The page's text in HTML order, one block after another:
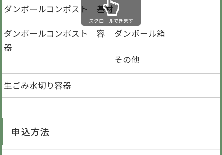
ダンボールコンポスト 基材
ダンボールコンポスト 容
器
ダンボール箱
その他
生ごみ水切り容器
スクロールできます
申込方法